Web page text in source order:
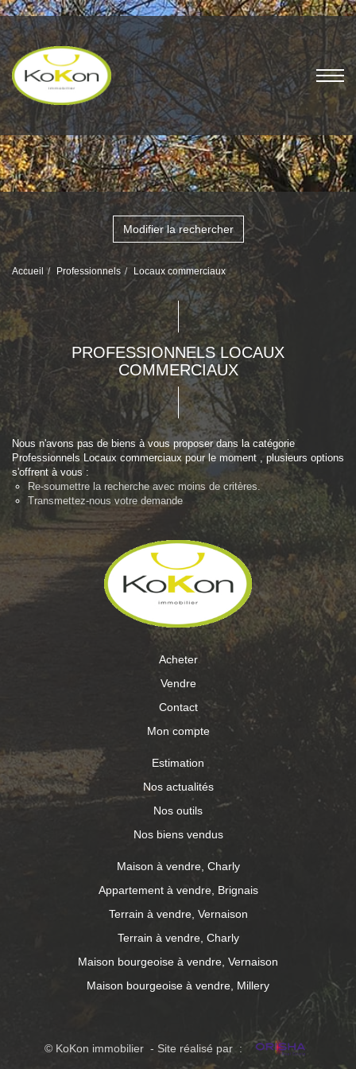
Modifier la rechercher
Accueil Professionnels Locaux commerciaux
PROFESSIONNELS LOCAUX
COMMERCIAUX
Nous n'avons pas de biens à vous proposer dans la catégorie
Professionnels Locaux commerciaux pour le moment , plusieurs options
s'offrent à vous :
Re-soumettre la recherche avec moins de critères.
Transmettez-nous votre demande
Acheter
Vendre
Contact
Mon compte
Estimation
Nos actualités
Nos outils
Nos biens vendus
Maison à vendre, Charly
Appartement à vendre, Brignais
Terrain à vendre, Vernaison
Terrain à vendre, Charly
Maison bourgeoise à vendre, Vernaison
Maison bourgeoise à vendre, Millery
© KoKon immobilier - Site réalisé par :